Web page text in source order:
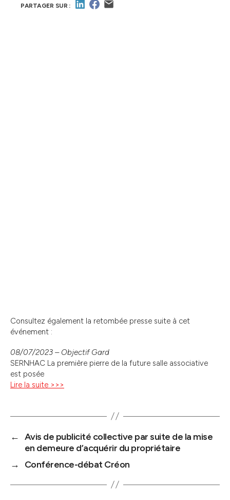
PARTAGER SUR :
Consultez également la retombée presse suite à cet
événement :
08/07/2023 – Objectif Gard
SERNHAC La première pierre de la future salle associative
est posée
Lire la suite >>>
← Avis de publicité collective par suite de la mise
en demeure d’acquérir du propriétaire
→
Conférence-débat Créon